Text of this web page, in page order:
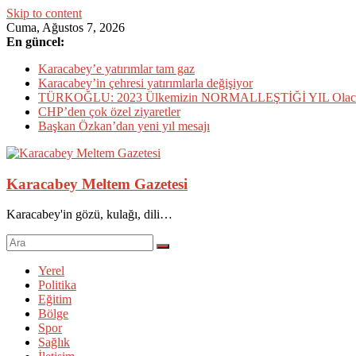
Skip to content
Cuma, Ağustos 7, 2026
En güncel:
Karacabey’e yatırımlar tam gaz
Karacabey’in çehresi yatırımlarla değişiyor
TÜRKOĞLU: 2023 Ülkemizin NORMALLEŞTİĞİ YIL
CHP’den çok özel ziyaretler
Başkan Özkan’dan yeni yıl mesajı
Karacabey Meltem Gazetesi
Karacabey'in gözü, kulağı, dili…
Yerel
Politika
Eğitim
Bölge
Spor
Sağlık